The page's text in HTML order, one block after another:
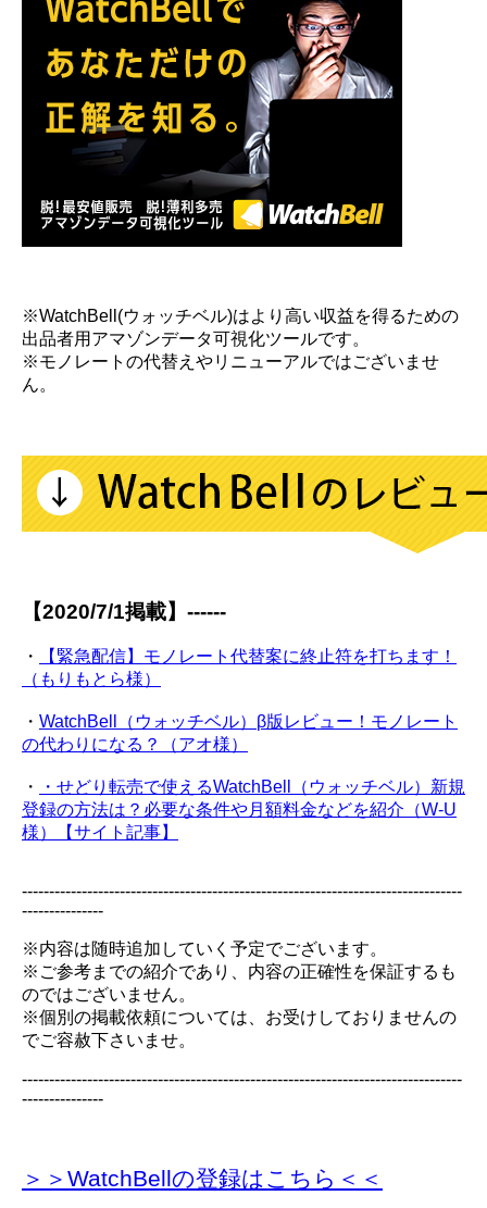
※WatchBell(ウォッチベル)はより高い収益を得るための
出品者用アマゾンデータ可視化ツールです。
※モノレートの代替えやリニューアルではございませ
ん。
【2020/7/1掲載】------
・
【緊急配信】モノレート代替案に終止符を打ちます！
（もりもとら様）
・ WatchBell（ウォッチベル）β版レビュー！モノレート
の代わりになる？（アオ様）
・
・せどり転売で使えるWatchBell（ウォッチベル）新規
登録の方法は？必要な条件や月額料金などを紹介（W-U
様）【サイト記事】
---------------------------------------------------------------------------------
---------------
※内容は随時追加していく予定でございます。
※ご参考までの紹介であり、内容の正確性を保証するも
のではございません。
※個別の掲載依頼については、お受けしておりませんの
でご容赦下さいませ。
---------------------------------------------------------------------------------
---------------
＞＞WatchBellの登録はこちら＜＜